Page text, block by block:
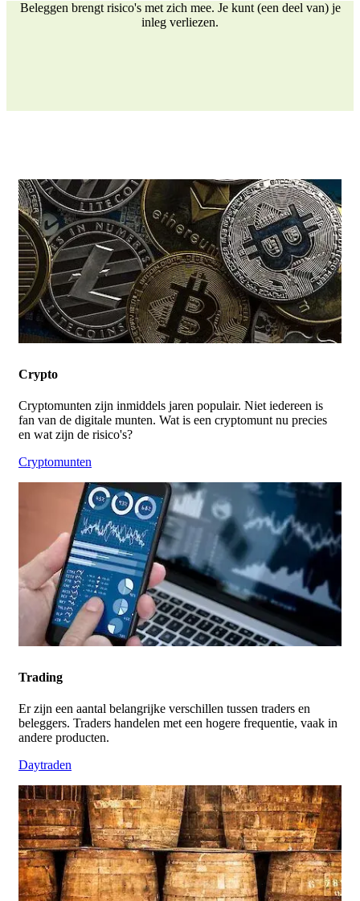
Beleggen brengt risico's met zich mee. Je kunt (een deel van) je
inleg verliezen.
Crypto
Cryptomunten zijn inmiddels jaren populair. Niet iedereen is
fan van de digitale munten. Wat is een cryptomunt nu precies
en wat zijn de risico's?
Cryptomunten
Trading
Er zijn een aantal belangrijke verschillen tussen traders en
beleggers. Traders handelen met een hogere frequentie, vaak in
andere producten.
Daytraden